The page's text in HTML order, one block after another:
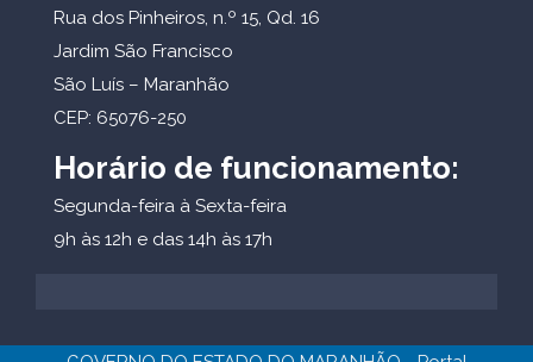
Rua dos Pinheiros, n.º 15, Qd. 16
Jardim São Francisco
São Luís – Maranhão
CEP: 65076-250
Horário de funcionamento:
Segunda-feira à Sexta-feira
9h às 12h e das 14h às 17h